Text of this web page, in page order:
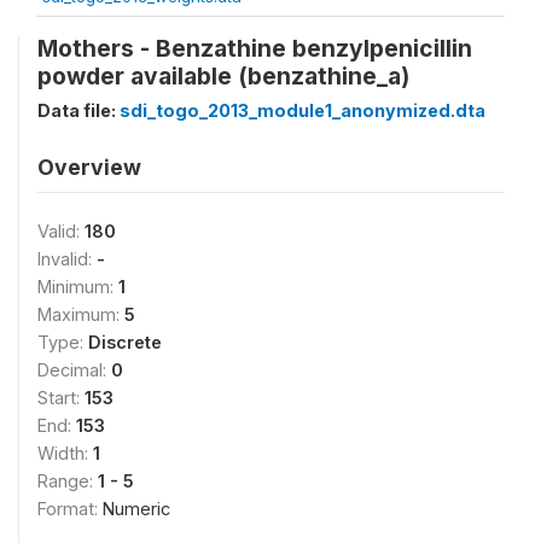
Mothers - Benzathine benzylpenicillin
powder available (benzathine_a)
Data file: sdi_togo_2013_module1_anonymized.dta
Overview
Valid: 180
Invalid: -
Minimum: 1
Maximum: 5
Type: Discrete
Decimal: 0
Start: 153
End: 153
Width: 1
Range: 1 - 5
Format: Numeric